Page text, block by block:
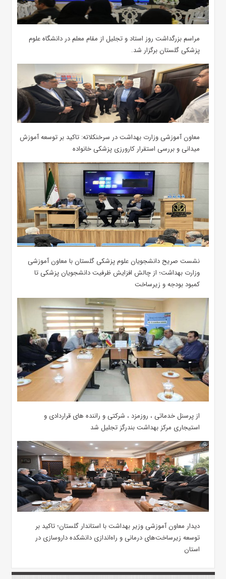
مراسم بزرگداشت روز استاد و تجلیل از مقام معلم در دانشگاه علوم
پزشکی گلستان برگزار شد.‌
معاون آموزشی وزارت بهداشت در سرخنکلاته: تاکید بر توسعه آموزش
میدانی و بررسی استقرار کارورزی پزشکی ‌خانواده
نشست صریح دانشجویان علوم پزشکی گلستان با معاون آموزشی
وزارت بهداشت؛ از چالش افزایش ظرفیت دانشجویان ‌پزشکی تا
کمبود بودجه و زیرساخت
از پرسنل خدماتی ، روزمزد ، شرکتی و راننده های قراردادی و
استیجاری مرکز بهداشت بندرگز تجلیل شد
دیدار معاون آموزشی وزیر بهداشت با استاندار گلستان؛ تاکید بر
توسعه زیرساخت‌های درمانی و راه‌اندازی دانشکده داروسازی در
استان